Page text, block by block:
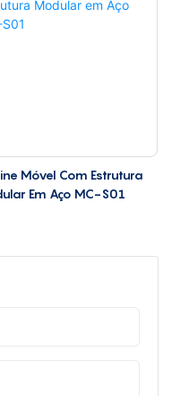
Móvel Com Estrutura
Em Aço MC-S01